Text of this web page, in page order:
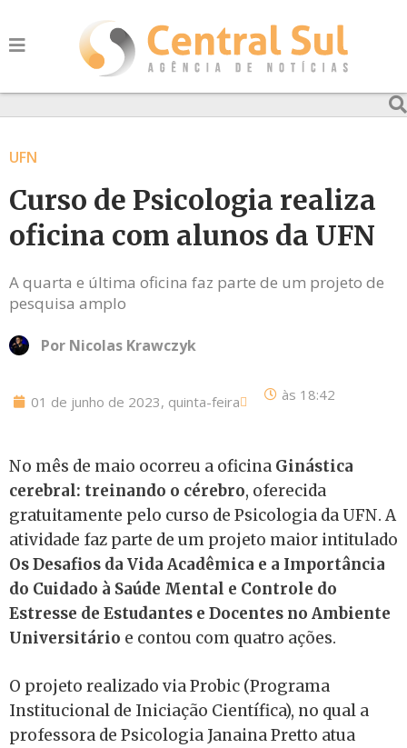
UFN
Curso de Psicologia realiza
oficina com alunos da UFN
A quarta e última oficina faz parte de um projeto de
pesquisa amplo
Por Nicolas Krawczyk
01 de junho de 2023, quinta-feira às 18:42
No mês de maio ocorreu a oficina Ginástica
cerebral: treinando o cérebro, oferecida
gratuitamente pelo curso de Psicologia da UFN. A
atividade faz parte de um projeto maior intitulado
Os Desafios da Vida Acadêmica e a Importância
do Cuidado à Saúde Mental e Controle do
Estresse de Estudantes e Docentes no Ambiente
Universitário e contou com quatro ações.
O projeto realizado via Probic (Programa
Institucional de Iniciação Científica), no qual a
professora de Psicologia Janaina Pretto atua